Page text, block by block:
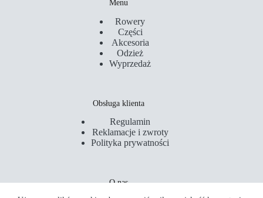
Menu
Rowery
Części
Akcesoria
Odzież
Wyprzedaż
Obsługa klienta
Regulamin
Reklamacje i zwroty
Polityka prywatności
O nas